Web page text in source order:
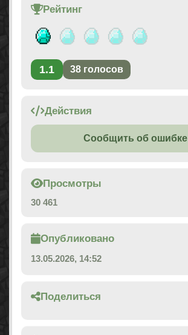
Рейтинг
1.1 38 голосов
Действия
Сообщить об ошибке
Просмотры
30 461
Опубликовано
13.05.2026, 14:52
Поделиться